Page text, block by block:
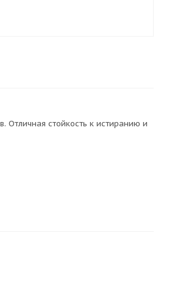
Отличная стойкость к истиранию и